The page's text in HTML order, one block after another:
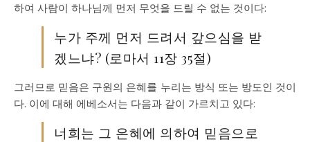
하여 사람이 하나님께 먼저 무엇을 드릴 수 없는 것이다:
누가 주께 먼저 드려서 갚으심을 받
겠느냐? (로마서 11장 35절)
그러므로 믿음은 구원의 은혜를 누리는 방식 또는 방도인 것이
다. 이에 대해 에베소서는 다음과 같이 가르치고 있다:
너희는 그 은혜에 의하여 믿음으로